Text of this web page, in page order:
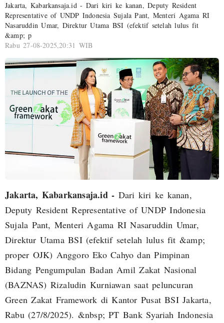
Jakarta, Kabarkansaja.id - Dari kiri ke kanan, Deputy Resident
Representative of UNDP Indonesia Sujala Pant, Menteri Agama RI
Nasaruddin Umar, Direktur Utama BSI (efektif setelah lulus fit
&amp; p
Rabu 27-08-2025,20:31 WIB
Jakarta, Kabarkansaja.id - Dari kiri ke kanan,
Deputy Resident Representative of UNDP Indonesia
Sujala Pant, Menteri Agama RI Nasaruddin Umar,
Direktur Utama BSI (efektif setelah lulus fit &amp;
proper OJK) Anggoro Eko Cahyo dan Pimpinan
Bidang Pengumpulan Badan Amil Zakat Nasional
(BAZNAS) Rizaludin Kurniawan saat peluncuran
Green Zakat Framework di Kantor Pusat BSI Jakarta,
Rabu (27/8/2025). &nbsp; PT Bank Syariah Indonesia